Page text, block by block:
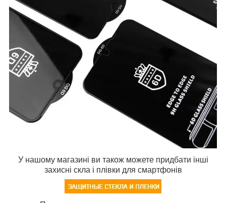
У нашому магазині ви також можете придбати інші
захисні скла і плівки для смартфонів